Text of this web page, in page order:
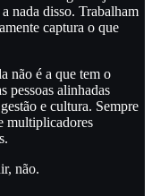
nada disso. Trabalham
captura o que
não é a que tem o
pessoas alinhadas
e cultura. Sempre
multiplicadores
não.